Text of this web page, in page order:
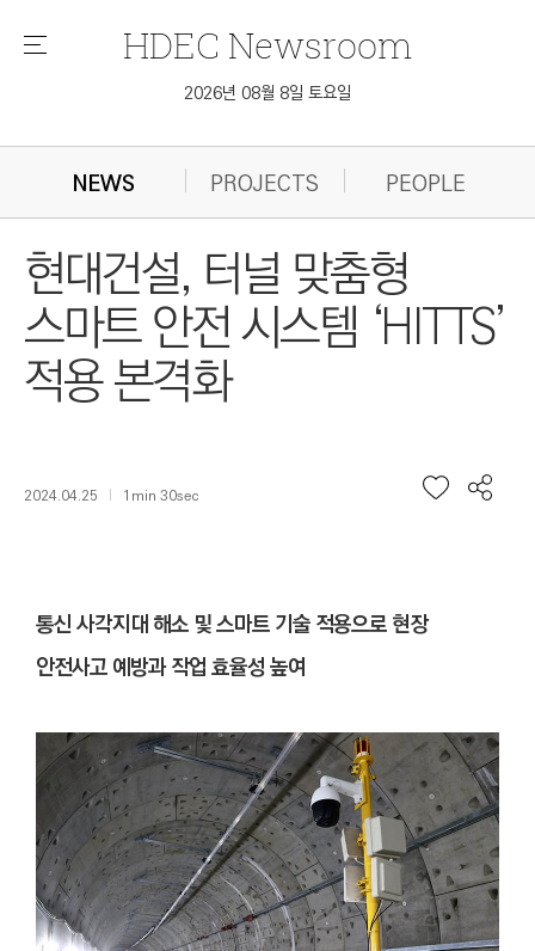
메
HDEC Newsroom
2026년 08월 8일 토요일
NEWS PROJECTS PEOPLE
현대건설, 터널 맞춤형
스마트 안전 시스템 ‘HITTS’
적용 본격화
2024.04.25 1min 30sec
통신 사각지대 해소 및 스마트 기술 적용으로 현장
안전사고 예방과 작업 효율성 높여